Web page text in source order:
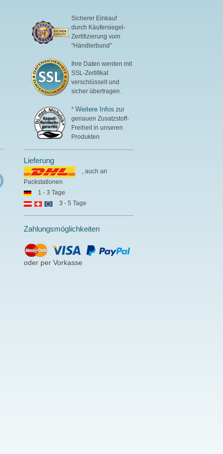
Sicherer Einkauf
durch Käufersiegel-
Zertifizierung vom
"Händlerbund"
Ihre Daten werden mit
SSL-Zertifikat
verschlüsselt und
sicher übertragen.
*Weitere Infos zur
genauen Zusatzstoff-
Freiheit in unseren
Produkten
Lieferung
, auch an
Packstationen
1 - 3 Tage
3 - 5 Tage
Zahlungsmöglichkeiten
oder per Vorkasse